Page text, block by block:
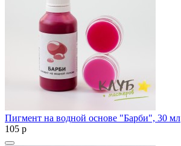
Пигмент на водной основе "Барби", 30 мл
105 p